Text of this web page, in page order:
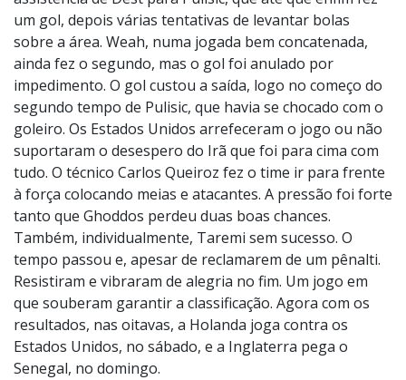
um gol, depois várias tentativas de levantar bolas
sobre a área. Weah, numa jogada bem concatenada,
ainda fez o segundo, mas o gol foi anulado por
impedimento. O gol custou a saída, logo no começo do
segundo tempo de Pulisic, que havia se chocado com o
goleiro. Os Estados Unidos arrefeceram o jogo ou não
suportaram o desespero do Irã que foi para cima com
tudo. O técnico Carlos Queiroz fez o time ir para frente
à força colocando meias e atacantes. A pressão foi forte
tanto que Ghoddos perdeu duas boas chances.
Também, individualmente, Taremi sem sucesso. O
tempo passou e, apesar de reclamarem de um pênalti.
Resistiram e vibraram de alegria no fim. Um jogo em
que souberam garantir a classificação. Agora com os
resultados, nas oitavas, a Holanda joga contra os
Estados Unidos, no sábado, e a Inglaterra pega o
Senegal, no domingo.